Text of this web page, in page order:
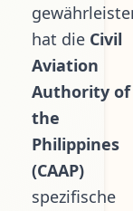
hat die Civil
Aviation
Authority of
the
Philippines
(CAAP)
spezifische